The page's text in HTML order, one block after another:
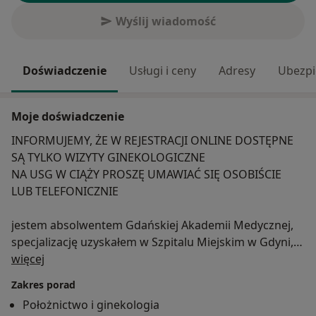
Wyślij wiadomość
Doświadczenie Usługi i ceny Adresy
Moje doświadczenie
INFORMUJEMY, ŻE W REJESTRACJI ONLINE DOSTĘPNE
SĄ TYLKO WIZYTY GINEKOLOGICZNE
NA USG W CIĄŻY PROSZĘ UMAWIAĆ SIĘ OSOBIŚCIE
LUB TELEFONICZNIE
jestem absolwentem Gdańskiej Akademii Medycznej,
specjalizację uzyskałem w Szpitalu Miejskim w Gdyni,
gdzie wiele lat pracowałem na stanowisku starszego
szpitalu Swissmed. Obecnie prowadzę prywatny
gabinet ginekologiczny, pracuję w poradniach
więcej
Zakres porad
Położnictwo i ginekologia